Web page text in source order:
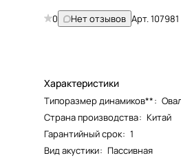
0 Нет отзывов Арт.107981
Характеристики
Типоразмер динамиков**:
Страна производства: Китай
Гарантийный срок: 1
Вид акустики: Пассивная